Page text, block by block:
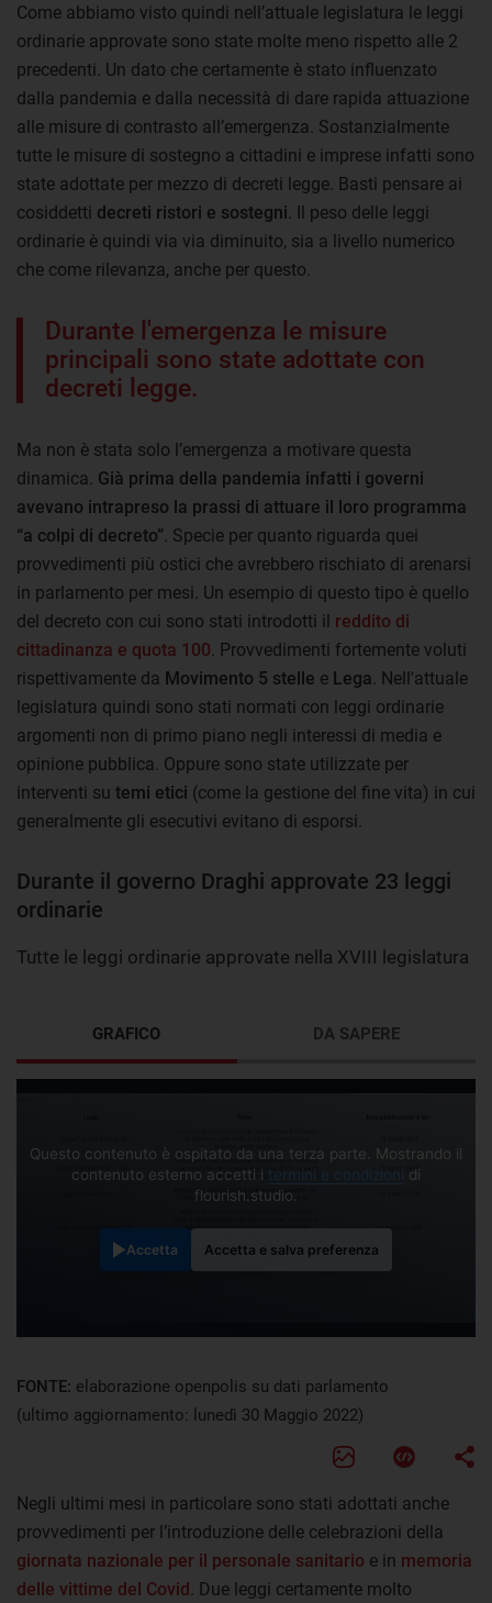
Come abbiamo visto quindi nell’attuale legislatura le leggi
ordinarie approvate sono state molte meno rispetto alle 2
precedenti. Un dato che certamente è stato influenzato
dalla pandemia e dalla necessità di dare rapida attuazione
alle misure di contrasto all’emergenza. Sostanzialmente
tutte le misure di sostegno a cittadini e imprese infatti sono
state adottate per mezzo di decreti legge. Basti pensare ai
cosiddetti decreti ristori e sostegni . Il peso delle leggi
ordinarie è quindi via via diminuito, sia a livello numerico
che come rilevanza, anche per questo.
Durante l'emergenza le misure
principali sono state adottate con
decreti legge.
Ma non è stata solo l’emergenza a motivare questa
dinamica. Già prima della pandemia infatti i governi
avevano intrapreso la prassi di attuare il loro programma
“a colpi di decreto” . Specie per quanto riguarda quei
provvedimenti più ostici che avrebbero rischiato di arenarsi
in parlamento per mesi. Un esempio di questo tipo è quello
del decreto con cui sono stati introdotti il reddito di
cittadinanza e quota 100 . Provvedimenti fortemente voluti
rispettivamente da Movimento 5 stelle e Lega . Nell'attuale
legislatura quindi sono stati normati con leggi ordinarie
argomenti non di primo piano negli interessi di media e
opinione pubblica. Oppure sono state utilizzate per
interventi su temi etici (come la gestione del fine vita) in cui
generalmente gli esecutivi evitano di esporsi.
Durante il governo Draghi approvate 23 leggi
ordinarie
Tutte le leggi ordinarie approvate nella XVIII legislatura
GRAFICO
Questo contenuto è ospitato da una terza parte. Mostrando il
contenuto esterno accetti i termini e condizioni di
flourish.studio.
Accetta Accetta e salva preferenza
DA SAPERE
FONTE: elaborazione openpolis su dati parlamento
(ultimo aggiornamento: lunedì 30 Maggio 2022)
Negli ultimi mesi in particolare sono stati adottati anche
provvedimenti per l’introduzione delle celebrazioni della
giornata nazionale per il personale sanitario e in memoria
delle vittime del Covid . Due leggi certamente molto